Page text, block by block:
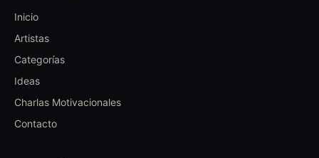
Inicio
Artistas
Categorías
Ideas
Charlas Motivacionales
Contacto